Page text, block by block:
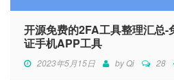
开源免费的2FA工具整理汇总-
证手机APP工具
2023年5月15日 byQi 28